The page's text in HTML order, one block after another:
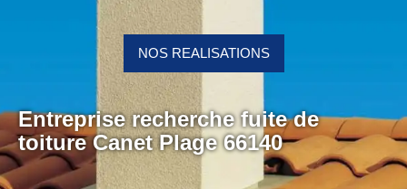
Entreprise recherche fuite de
toiture Canet Plage 66140
NOS REALISATIONS